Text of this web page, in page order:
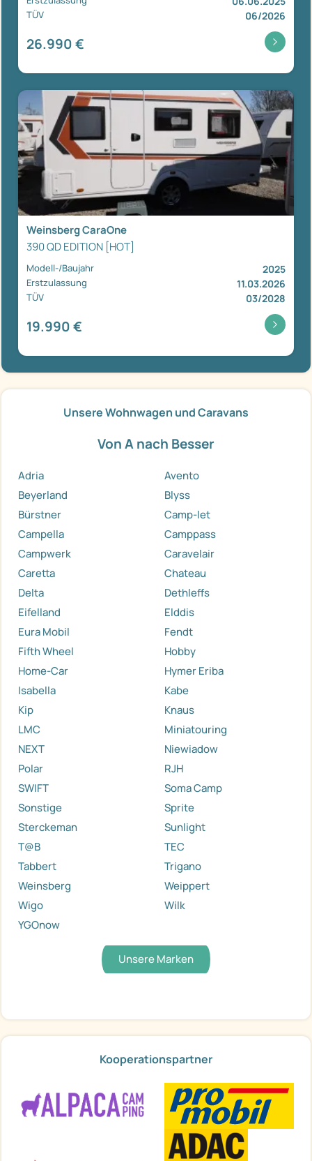
TÜV 06/2026
26.990 €
Weinsberg CaraOne
390 QD EDITION [HOT]
Modell-/Baujahr 2025
Erstzulassung 11.03.2026
TÜV 03/2028
19.990 €
Unsere Wohnwagen und Caravans
Von A nach Besser
Adria
Avento
Beyerland
Blyss
Bürstner
Camp-let
Campella
Camppass
Campwerk
Caravelair
Caretta
Chateau
Delta
Dethleffs
Eifelland
Elddis
Eura Mobil
Fendt
Fifth Wheel
Hobby
Home-Car
Hymer Eriba
Isabella
Kabe
Kip
Knaus
LMC
Miniatouring
NEXT
Niewiadow
Polar
RJH
SWIFT
Soma Camp
Sonstige
Sprite
Sterckeman
Sunlight
T@B
TEC
Tabbert
Trigano
Weinsberg
Weippert
Wigo
Wilk
YGOnow
Unsere Marken
Kooperationspartner